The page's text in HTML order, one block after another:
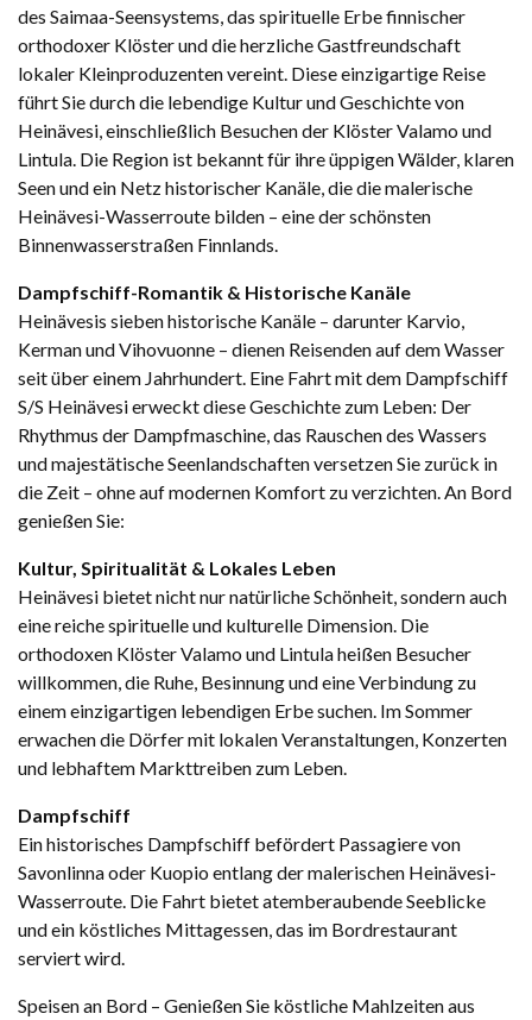
des Saimaa-Seensystems, das spirituelle Erbe finnischer
orthodoxer Klöster und die herzliche Gastfreundschaft
lokaler Kleinproduzenten vereint. Diese einzigartige Reise
führt Sie durch die lebendige Kultur und Geschichte von
Heinävesi, einschließlich Besuchen der Klöster Valamo und
Lintula. Die Region ist bekannt für ihre üppigen Wälder, klaren
Seen und ein Netz historischer Kanäle, die die malerische
Heinävesi-Wasserroute bilden – eine der schönsten
Binnenwasserstraßen Finnlands.
Dampfschiff-Romantik & Historische Kanäle
Heinävesis sieben historische Kanäle – darunter Karvio,
Kerman und Vihovuonne – dienen Reisenden auf dem Wasser
seit über einem Jahrhundert. Eine Fahrt mit dem Dampfschiff
S/S Heinävesi erweckt diese Geschichte zum Leben: Der
Rhythmus der Dampfmaschine, das Rauschen des Wassers
und majestätische Seenlandschaften versetzen Sie zurück in
die Zeit – ohne auf modernen Komfort zu verzichten. An Bord
genießen Sie:
Kultur, Spiritualität & Lokales Leben
Heinävesi bietet nicht nur natürliche Schönheit, sondern auch
eine reiche spirituelle und kulturelle Dimension. Die
orthodoxen Klöster Valamo und Lintula heißen Besucher
willkommen, die Ruhe, Besinnung und eine Verbindung zu
einem einzigartigen lebendigen Erbe suchen. Im Sommer
erwachen die Dörfer mit lokalen Veranstaltungen, Konzerten
und lebhaftem Markttreiben zum Leben.
Dampfschiff
Ein historisches Dampfschiff befördert Passagiere von
Savonlinna oder Kuopio entlang der malerischen Heinävesi-
Wasserroute. Die Fahrt bietet atemberaubende Seeblicke
und ein köstliches Mittagessen, das im Bordrestaurant
serviert wird.
Speisen an Bord – Genießen Sie köstliche Mahlzeiten aus